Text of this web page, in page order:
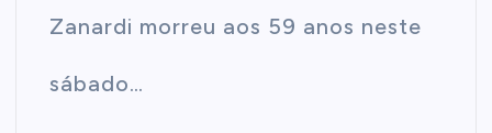
Zanardi morreu aos 59 anos neste
sábado…